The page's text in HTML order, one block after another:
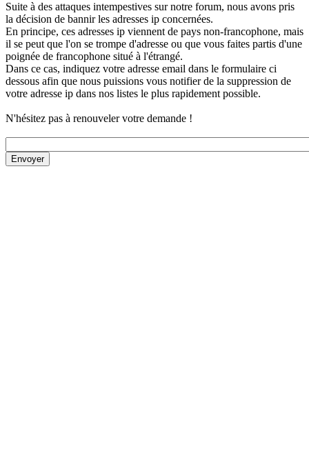
Suite à des attaques intempestives sur notre forum, nous avons pris
la décision de bannir les adresses ip concernées.
En principe, ces adresses ip viennent de pays non-francophone, mais
il se peut que l'on se trompe d'adresse ou que vous faites partis d'une
poignée de francophone situé à l'étrangé.
Dans ce cas, indiquez votre adresse email dans le formulaire ci
dessous afin que nous puissions vous notifier de la suppression de
votre adresse ip dans nos listes le plus rapidement possible.
N'hésitez pas à renouveler votre demande !